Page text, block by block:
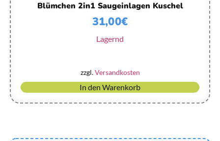
Blümchen 2in1 Saugeinlagen Kuschel
31,00€
Lagernd
zzgl.Versandkosten
In den Warenkorb